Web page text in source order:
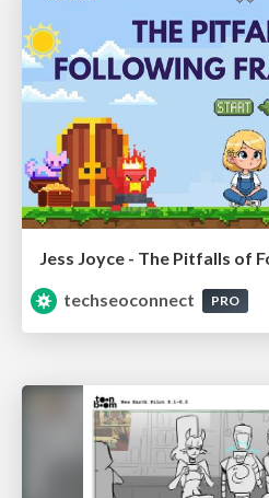
Jess Joyce - The Pitfalls of
techseoconnect
PRO